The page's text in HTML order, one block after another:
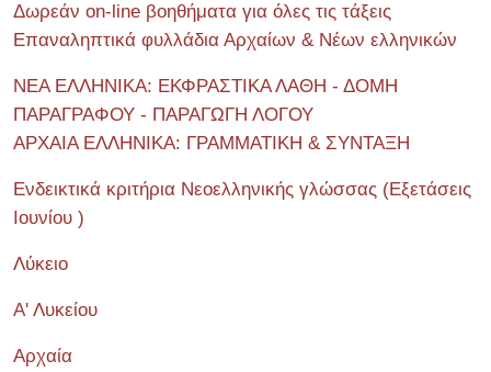
Δωρεάν on-line βοηθήματα για όλες τις τάξεις
Επαναληπτικά φυλλάδια Αρχαίων & Νέων ελληνικών
ΝΕΑ ΕΛΛΗΝΙΚΑ: ΕΚΦΡΑΣΤΙΚΑ ΛΑΘΗ - ΔΟΜΗ
ΠΑΡΑΓΡΑΦΟΥ - ΠΑΡΑΓΩΓΗ ΛΟΓΟΥ
ΑΡΧΑΙΑ ΕΛΛΗΝΙΚΑ: ΓΡΑΜΜΑΤΙΚΗ & ΣΥΝΤΑΞΗ
Ενδεικτικά κριτήρια Νεοελληνικής γλώσσας (Εξετάσεις
Ιουνίου )
Λύκειο
Α' Λυκείου
Αρχαία